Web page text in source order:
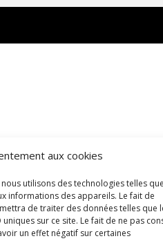
aux cookies
utilisons des technologies telles
informations des appareils. Le fait de
de traiter des données telles que
sur ce site. Le fait de ne pas
un effet négatif sur certaines